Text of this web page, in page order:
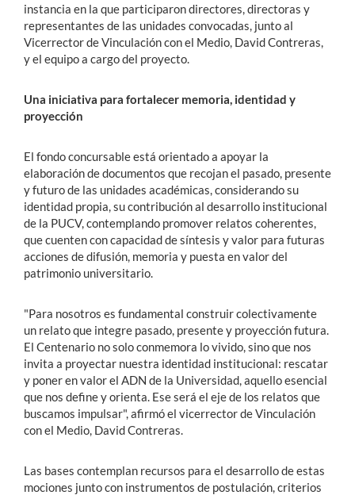
instancia en la que participaron directores, directoras y
representantes de las unidades convocadas, junto al
Vicerrector de Vinculación con el Medio, David Contreras,
y el equipo a cargo del proyecto.
Una iniciativa para fortalecer memoria, identidad y
proyección
El fondo concursable está orientado a apoyar la
elaboración de documentos que recojan el pasado, presente
y futuro de las unidades académicas, considerando su
identidad propia, su contribución al desarrollo institucional
de la PUCV, contemplando promover relatos coherentes,
que cuenten con capacidad de síntesis y valor para futuras
acciones de difusión, memoria y puesta en valor del
patrimonio universitario.
"Para nosotros es fundamental construir colectivamente
un relato que integre pasado, presente y proyección futura.
El Centenario no solo conmemora lo vivido, sino que nos
invita a proyectar nuestra identidad institucional: rescatar
y poner en valor el ADN de la Universidad, aquello esencial
que nos define y orienta. Ese será el eje de los relatos que
buscamos impulsar", afirmó el vicerrector de Vinculación
con el Medio, David Contreras.
Las bases contemplan recursos para el desarrollo de estas
mociones junto con instrumentos de postulación, criterios